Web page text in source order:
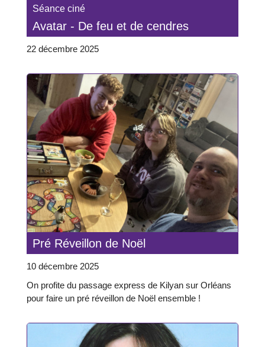
Séance ciné
Avatar - De feu et de cendres
22 décembre 2025
Pré Réveillon de Noël
10 décembre 2025
On profite du passage express de Kilyan sur Orléans
pour faire un pré réveillon de Noël ensemble !